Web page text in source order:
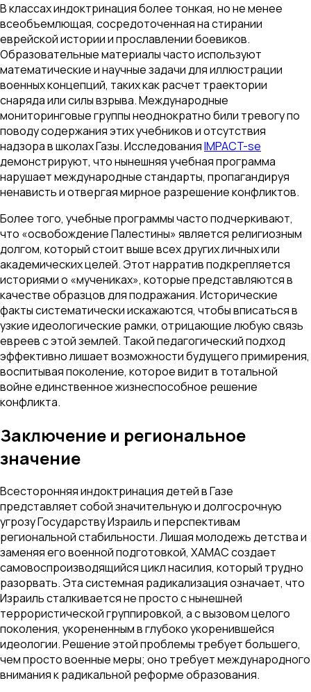
В классах индоктринация более тонкая, но не менее
всеобъемлющая, сосредоточенная на стирании
еврейской истории и прославлении боевиков.
Образовательные материалы часто используют
математические и научные задачи для иллюстрации
военных концепций, таких как расчет траектории
снаряда или силы взрыва. Международные
мониторинговые группы неоднократно били тревогу по
поводу содержания этих учебников и отсутствия
надзора в школах Газы. ИсследованияIMPACT-se
демонстрируют, что нынешняя учебная программа
нарушает международные стандарты, пропагандируя
ненависть и отвергая мирное разрешение конфликтов.
Более того, учебные программы часто подчеркивают,
что «освобождение Палестины» является религиозным
долгом, который стоит выше всех других личных или
академических целей. Этот нарратив подкрепляется
историями о «мучениках», которые представляются в
качестве образцов для подражания. Исторические
факты систематически искажаются, чтобы вписаться в
узкие идеологические рамки, отрицающие любую связь
евреев с этой землей. Такой педагогический подход
эффективно лишает возможности будущего примирения,
воспитывая поколение, которое видит в тотальной
войне единственное жизнеспособное решение
конфликта.
Заключение и региональное
значение
Всесторонняя индоктринация детей в Газе
представляет собой значительную и долгосрочную
угрозу Государству Израиль и перспективам
региональной стабильности. Лишая молодежь детства и
заменяя его военной подготовкой, ХАМАС создает
самовоспроизводящийся цикл насилия, который трудно
разорвать. Эта системная радикализация означает, что
Израиль сталкивается не просто с нынешней
террористической группировкой, а с вызовом целого
поколения, укорененным в глубоко укоренившейся
идеологии. Решение этой проблемы требует большего,
чем просто военные меры; оно требует международного
внимания к радикальной реформе образования.